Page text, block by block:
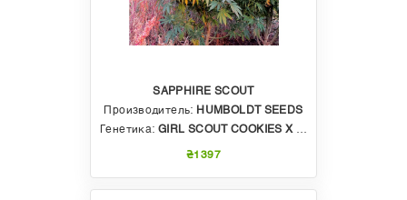
SAPPHIRE SCOUT
Производитель: HUMBOLDT SEEDS
Генетика: GIRL SCOUT COOKIES X TRUE OG
₴1397